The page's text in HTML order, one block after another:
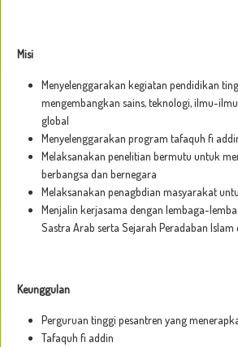
Misi
Menyelenggarakan kegiatan pendidikan
mengembangkan sains, teknologi, ilmu-
global
Menyelenggarakan program tafaquh fi
Melaksanakan penelitian bermutu untuk
berbangsa dan bernegara
Melaksanakan penagbdian masyarakat
Menjalin kerjasama dengan lembaga-
Sastra Arab serta Sejarah Peradaban
Keunggulan
Perguruan tinggi pesantren yang
Tafaquh fi addin